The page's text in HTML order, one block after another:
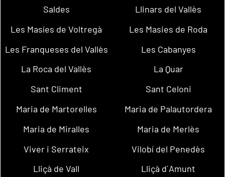
Saldes
Llinars del Vallès
Les Masíes de Voltregà
Les Masies de Roda
Les Franqueses del Vallès
Les Cabanyes
La Roca del Vallès
La Quar
Sant Climent
Sant Celoni
Maria de Martorelles
Maria de Palautordera
Maria de Miralles
Maria de Merlès
Viver i Serrateix
Vilobí del Penedès
Lliçà de Vall
Lliçà d´Amunt